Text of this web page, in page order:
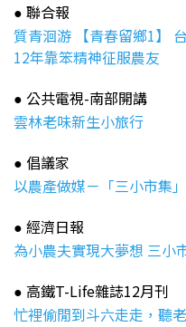
● 聯合報
質青洄游 【青春留鄉1】
12年靠笨精神征服農友
● 公共電視-南部開講
雲林老味新生小旅行
● 倡議家
以農產做媒－「三小市集
● 經濟日報
為小農夫實現大夢想 三小
● 高鐵T-Life雜誌12月刊
忙裡偷閒到斗六走走，聽